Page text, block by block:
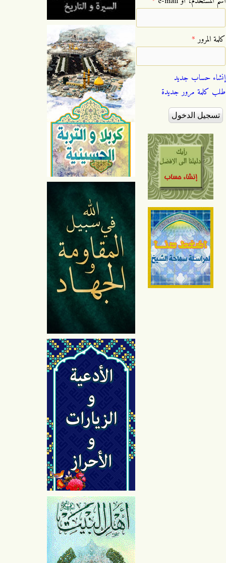
‏كلمة المرور ‏*
إنشاء حساب جديد
طلب كلمة مرور جديدة